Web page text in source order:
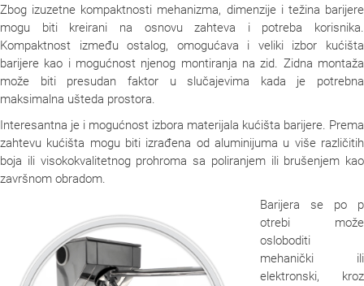
Zbog izuzetne kompaktnosti mehanizma, dimenzije i težina barijere
mogu biti kreirani na osnovu zahteva i potreba korisnika.
Kompaktnost između ostalog, omogućava i veliki izbor kućišta
barijere kao i mogućnost njenog montiranja na zid. Zidna montaža
može biti presudan faktor u slučajevima kada je potrebna
maksimalna ušteda prostora.
Interesantna je i mogućnost izbora materijala kućišta barijere. Prema
zahtevu kućišta mogu biti izrađena od aluminijuma u više različitih
boja ili visokokvalitetnog prohroma sa poliranjem ili brušenjem kao
završnom obradom.
Barijera se po p
otrebi može
osloboditi
mehanički ili
elektronski, kroz